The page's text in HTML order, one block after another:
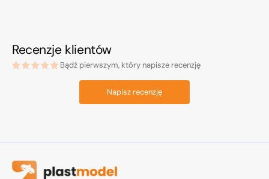
Recenzje klientów
Bądź pierwszym, który napisze recenzję
Napisz recenzję